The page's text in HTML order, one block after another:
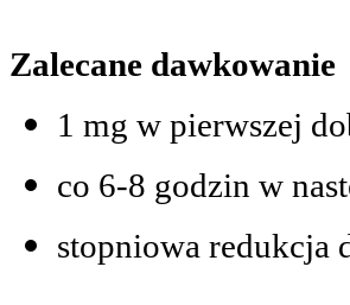
Zalecane dawkowanie
1 mg w pierwszej
co 6-8 godzin w
stopniowa redukcja